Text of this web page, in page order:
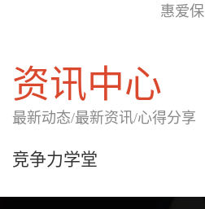
惠爱保
资讯中心
最新动态/最新资讯/心得分享
竞争力学堂